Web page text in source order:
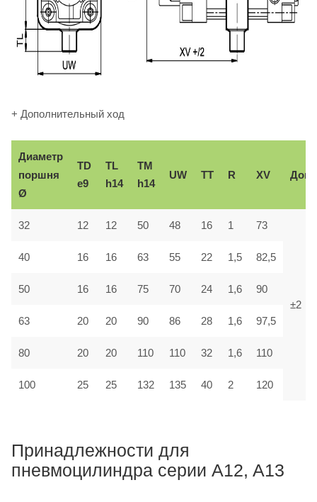
+ Дополнительный ход
Диаметр
поршня
Ø
TD
e9
TL
h14
TM
h14
UW TT R XV Доп.
32 12 12 50 48 16 1 73
±2
40 16 16 63 55 22 1,5 82,5
50 16 16 75 70 24 1,6 90
63 20 20 90 86 28 1,6 97,5
80 20 20 110 110 32 1,6 110
100 25 25 132 135 40 2 120
Принадлежности для
пневмоцилиндра серии A12, A13